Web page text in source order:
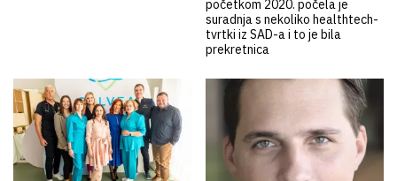
početkom 2020. počela je
suradnja s nekoliko healthtech-
tvrtki iz SAD-a i to je bila
prekretnica